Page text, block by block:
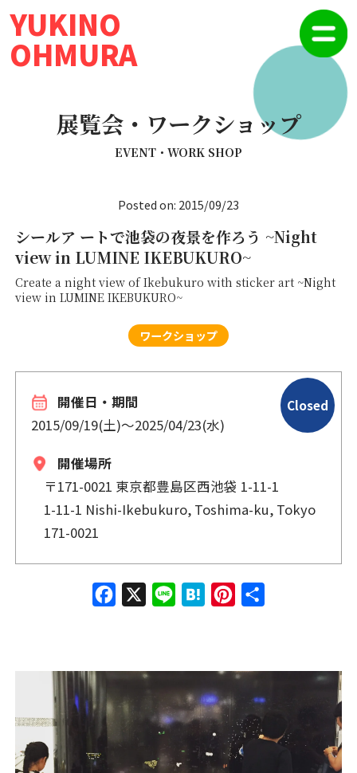
YUKINO
OHMURA
展覧会・ワークショップ
EVENT・WORK SHOP
Posted on: 2015/09/23
シールア ートで池袋の夜景を作ろう ~Night
view in LUMINE IKEBUKURO~
Create a night view of Ikebukuro with sticker art ~Night
view in LUMINE IKEBUKURO~
ワークショップ
開催日・期間
2015/09/19(土)〜2025/04/23(水)
Closed
開催場所
〒171-0021 東京都豊島区西池袋 1-11-1
1-11-1 Nishi-Ikebukuro, Toshima-ku, Tokyo
171-0021
Face
X Line
Hate
Pinte